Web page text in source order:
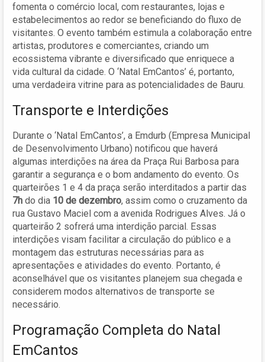
fomenta o comércio local, com restaurantes, lojas e
estabelecimentos ao redor se beneficiando do fluxo de
visitantes. O evento também estimula a colaboração entre
artistas, produtores e comerciantes, criando um
ecossistema vibrante e diversificado que enriquece a
vida cultural da cidade. O ‘Natal EmCantos’ é, portanto,
uma verdadeira vitrine para as potencialidades de Bauru.
Transporte e Interdições
Durante o ‘Natal EmCantos’, a Emdurb (Empresa Municipal
de Desenvolvimento Urbano) notificou que haverá
algumas interdições na área da Praça Rui Barbosa para
garantir a segurança e o bom andamento do evento. Os
quarteirões 1 e 4 da praça serão interditados a partir das
7h do dia 10 de dezembro, assim como o cruzamento da
rua Gustavo Maciel com a avenida Rodrigues Alves. Já o
quarteirão 2 sofrerá uma interdição parcial. Essas
interdições visam facilitar a circulação do público e a
montagem das estruturas necessárias para as
apresentações e atividades do evento. Portanto, é
aconselhável que os visitantes planejem sua chegada e
considerem modos alternativos de transporte se
necessário.
Programação Completa do Natal
EmCantos